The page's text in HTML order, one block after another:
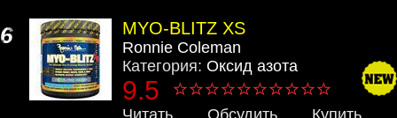
6 MYO-BLITZ XS
Ronnie Coleman
Категория: Оксид азота
9.5
Читать
Обсудить
Купить